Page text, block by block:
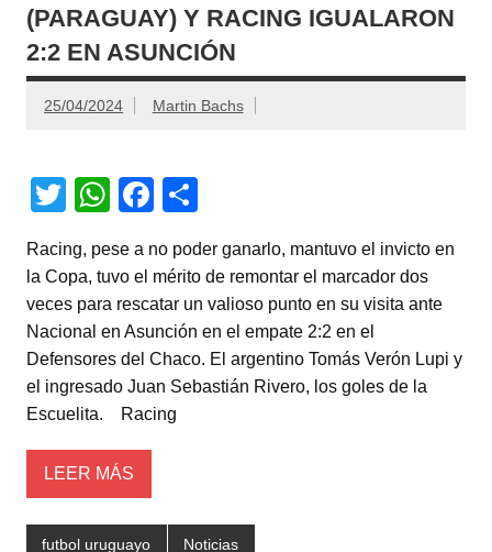
(PARAGUAY) Y RACING IGUALARON
2:2 EN ASUNCIÓN
25/04/2024 Martin Bachs
T
tt
er
W
at
s
A
p
p
F
c
e
b
o
o
m
p
ar
tir
Racing, pese a no poder ganarlo, mantuvo el invicto en
la Copa, tuvo el mérito de remontar el marcador dos
veces para rescatar un valioso punto en su visita ante
Nacional en Asunción en el empate 2:2 en el
Defensores del Chaco. El argentino Tomás Verón Lupi y
el ingresado Juan Sebastián Rivero, los goles de la
Escuelita. Racing
LEER MÁS
futbol uruguayo Noticias